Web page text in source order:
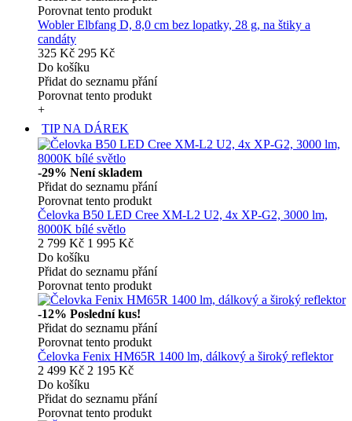
Porovnat tento produkt
Wobler Elbfang D, 8,0 cm bez lopatky, 28 g, na štiky a
candáty
325 Kč 295 Kč
Do košíku
Přidat do seznamu přání
Porovnat tento produkt
+
TIP NA DÁREK
-29% Není skladem
Přidat do seznamu přání
Porovnat tento produkt
Čelovka B50 LED Cree XM-L2 U2, 4x XP-G2, 3000 lm,
8000K bílé světlo
2 799 Kč 1 995 Kč
Do košíku
Přidat do seznamu přání
Porovnat tento produkt
-12% Poslední kus!
Přidat do seznamu přání
Porovnat tento produkt
Čelovka Fenix HM65R 1400 lm, dálkový a široký reflektor
2 499 Kč 2 195 Kč
Do košíku
Přidat do seznamu přání
Porovnat tento produkt